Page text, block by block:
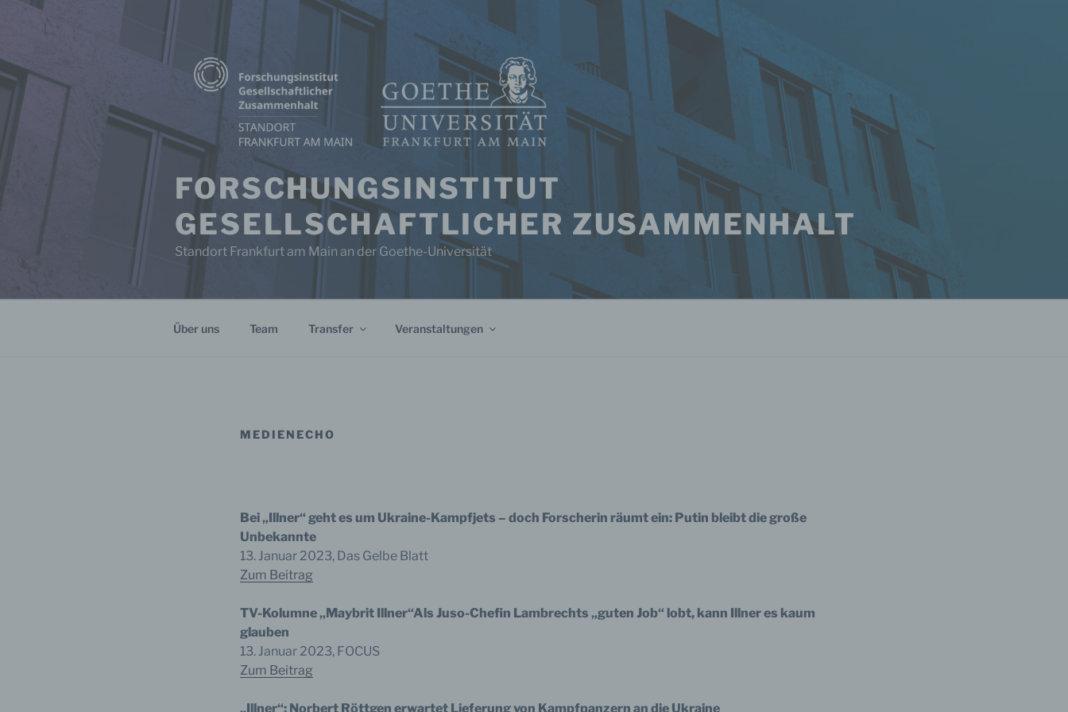
FORSCHUNGSINSTITUT
GESELLSCHAFTLICHER ZUSAMMENHALT
Standort Frankfurt am Main an der Goethe-Universität
Über uns Team Transfer Veranstaltungen
MEDIENECHO
Bei „Illner“ geht es um Ukraine-Kampfjets – doch Forscherin räumt ein: Putin bleibt die große
Unbekannte
13. Januar 2023, Das Gelbe Blatt
Zum Beitrag
TV-Kolumne „Maybrit Illner“Als Juso-Chefin Lambrechts „guten Job“ lobt, kann Illner es kaum
glauben
13. Januar 2023, FOCUS
Zum Beitrag
„Illner“: Norbert Röttgen erwartet Lieferung von Kampfpanzern an die Ukraine